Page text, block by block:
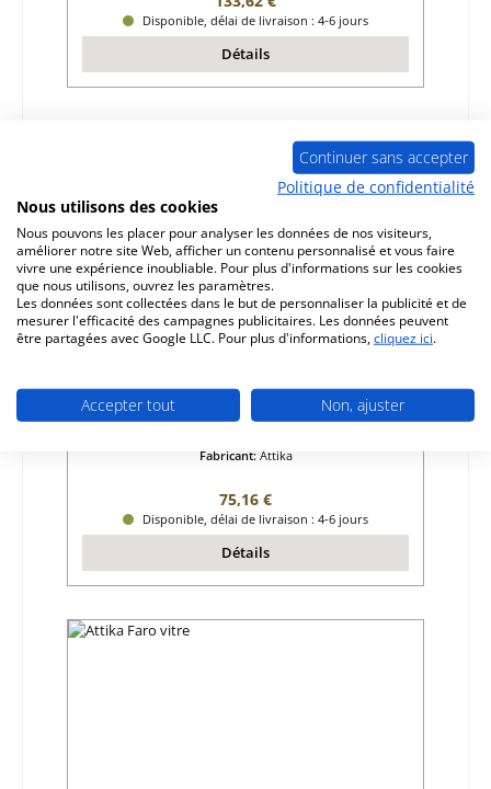
Disponible, délai de livraison : 4-6 jours
Détails
Référence du produit:01023941
Fabricant: Attika
Prix régulier :
75,16 €
Disponible, délai de livraison : 4-6 jours
Détails
Continuer sans accepter
Politique de confidentialité
Nous utilisons des cookies
Nous pouvons les placer pour analyser les données de nos visiteurs,
améliorer notre site Web, afficher un contenu personnalisé et vous faire
vivre une expérience inoubliable. Pour plus d'informations sur les cookies
que nous utilisons, ouvrez les paramètres.
Les données sont collectées dans le but de personnaliser la publicité et de
mesurer l'efficacité des campagnes publicitaires. Les données peuvent
être partagées avec Google LLC. Pour plus d'informations,cliquez ici.
Accepter tout Non, ajuster